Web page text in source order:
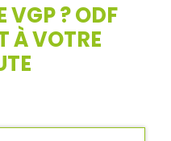
VGP ? ODF
À VOTRE